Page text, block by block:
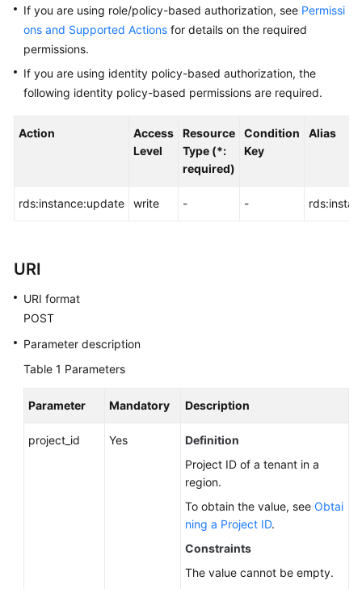
Performance
White
Paper
Reference
Videos
More
General
If you are using role/policy-based authorization, see Permissi
ons and Supported Actions for details on the required
permissions.
If you are using identity policy-based authorization, the
following identity policy-based permissions are required.
Action
Access
Level
Resource
Type (*:
required)
Condition
Key
Alias
rds:instance:update write - -
URI
URI format
POST
Parameter description
Table 1 Parameters
Parameter Mandatory Description
project_id Yes
Definition
Project ID of a tenant in a
region.
To obtain the value, see Obtai
ning a Project ID.
Constraints
The value cannot be empty.